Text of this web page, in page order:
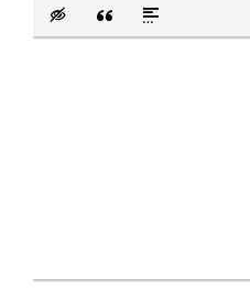
Вставка скрытого
Вставка цитаты
Вставка